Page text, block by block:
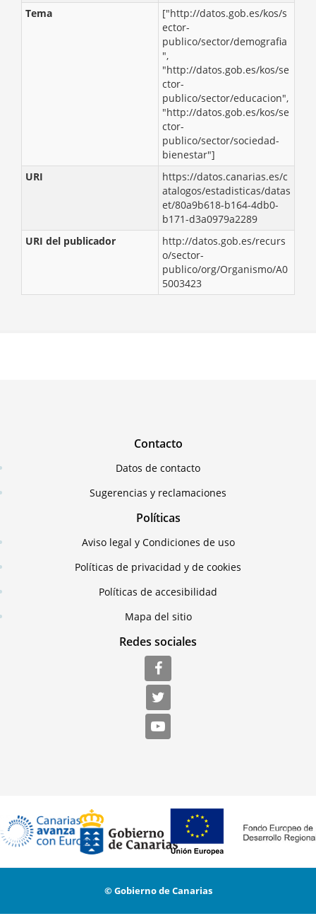
Tema
["http://datos.gob.es/kos/s
ector-
publico/sector/demografia
",
"http://datos.gob.es/kos/se
ctor-
publico/sector/educacion",
"http://datos.gob.es/kos/se
ctor-
publico/sector/sociedad-
bienestar"]
URI
https://datos.canarias.es/c
atalogos/estadisticas/datas
et/80a9b618-b164-4db0-
b171-d3a0979a2289
URI del publicador
http://datos.gob.es/recurs
o/sector-
publico/org/Organismo/A0
5003423
Contacto
Datos de contacto
Sugerencias y reclamaciones
Políticas
Aviso legal y Condiciones de uso
Políticas de privacidad y de cookies
Políticas de accesibilidad
Mapa del sitio
Redes sociales
© Gobierno de Canarias